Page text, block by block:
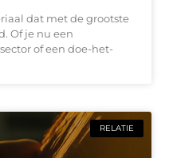
dat met de grootste
Of je nu een
of een doe-het-
RELATIE